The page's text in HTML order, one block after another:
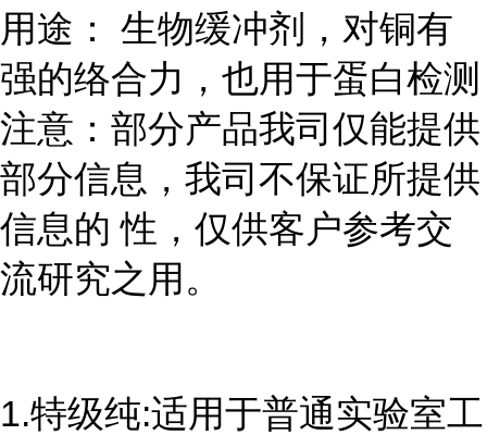
用途： 生物缓冲剂，对铜有
强的络合力，也用于蛋白检测
注意：部分产品我司仅能提供
部分信息，我司不保证所提供
信息的 性，仅供客户参考交
流研究之用。
1.特级纯:适用于普通实验室工